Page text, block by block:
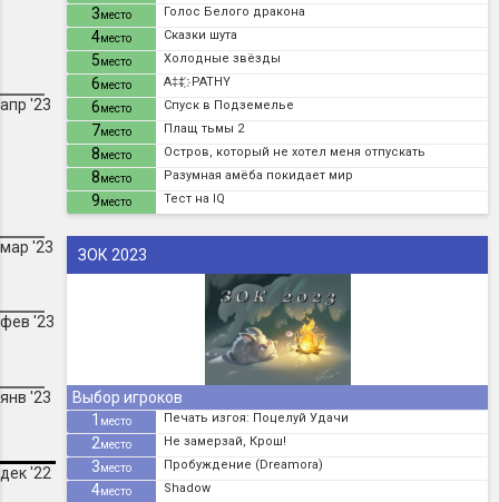
апр '23
мар '23
фев '23
янв '23
дек '22
3место Голос Белого дракона
4место Сказки шута
5место Холодные звёзды
6место A‡‡ ҉ PATHY
6место Спуск в Подземелье
7место Плащ тьмы 2
8место Остров, который не хотел меня отпускать
8место Разумная амёба покидает мир
9место Тест на IQ
ЗОК 2023
Выбор игроков
1 место Печать изгоя: Поцелуй Удачи
2место Не замерзай, Крош!
3место Пробуждение (Dreamora)
4место Shadow